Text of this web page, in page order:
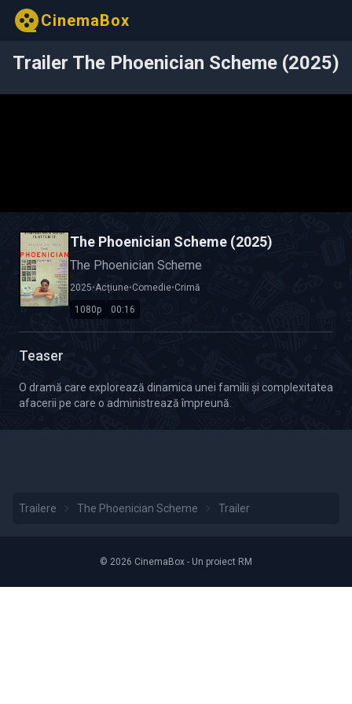
CinemaBox
Trailer The Phoenician Scheme (2025)
The Phoenician Scheme (2025)
The Phoenician Scheme
2025•Acțiune•Comedie•Crimă
1080p
Calitate Video: HD 1080p
00:16
Durată: 00:16
Teaser
O dramă care explorează dinamica unei familii și complexitatea
afacerii pe care o administrează împreună.
Trailere The Phoenician Scheme Trailer
© 2026 CinemaBox - Un proiect RM